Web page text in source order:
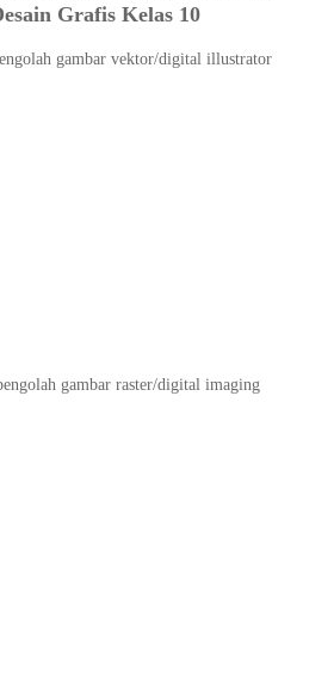
Grafis Kelas 10
gambar vektor/digital illustrator
gambar raster/digital imaging